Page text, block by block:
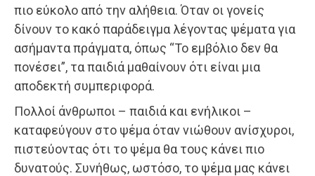
πιο εύκολο από την αλήθεια. Όταν οι γονείς
δίνουν το κακό παράδειγμα λέγοντας ψέματα για
ασήμαντα πράγματα, όπως “Το εμβόλιο δεν θα
πονέσει”, τα παιδιά μαθαίνουν ότι είναι μια
αποδεκτή συμπεριφορά.
Πολλοί άνθρωποι – παιδιά και ενήλικοι –
καταφεύγουν στο ψέμα όταν νιώθουν ανίσχυροι,
πιστεύοντας ότι το ψέμα θα τους κάνει πιο
δυνατούς. Συνήθως, ωστόσο, το ψέμα μας κάνει